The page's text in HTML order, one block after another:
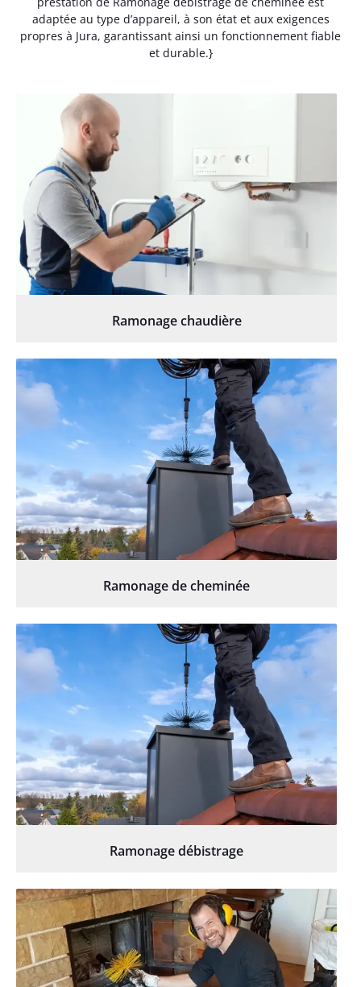
adaptée au type d’appareil, à son état et aux exigences
propres à Jura, garantissant ainsi un fonctionnement fiable
et durable.}
Ramonage chaudière
Ramonage de cheminée
Ramonage débistrage